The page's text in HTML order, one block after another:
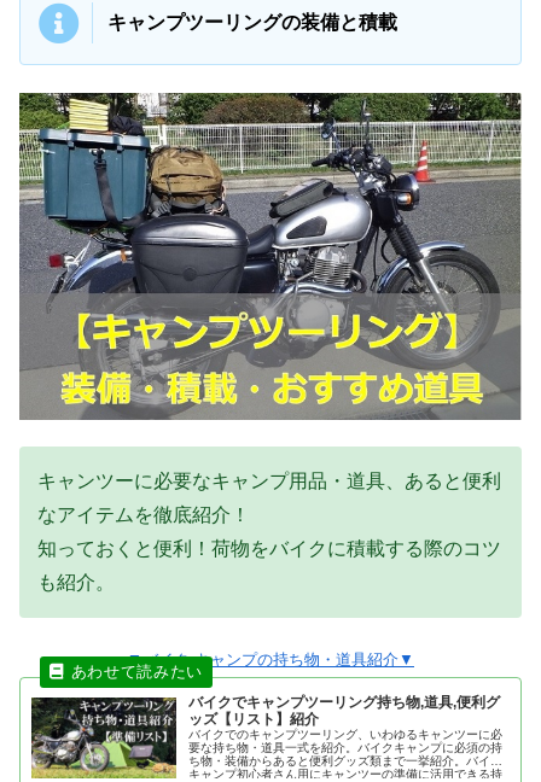
キャンプツーリングの装備と積載
キャンツーに必要なキャンプ用品・道具、あると便利
なアイテムを徹底紹介！
知っておくと便利！荷物をバイクに積載する際のコツ
も紹介。
▼バイク キャンプの持ち物・道具紹介▼
バイクでキャンプツーリング持ち物,道具,便利グ
ッズ【リスト】紹介
バイクでのキャンプツーリング、いわゆるキャンツーに必
要な持ち物・道具一式を紹介。バイクキャンプに必須の持
ち物・装備からあると便利グッズ類まで一挙紹介。バイク
キャンプ初心者さん用にキャンツーの準備に活用できる持